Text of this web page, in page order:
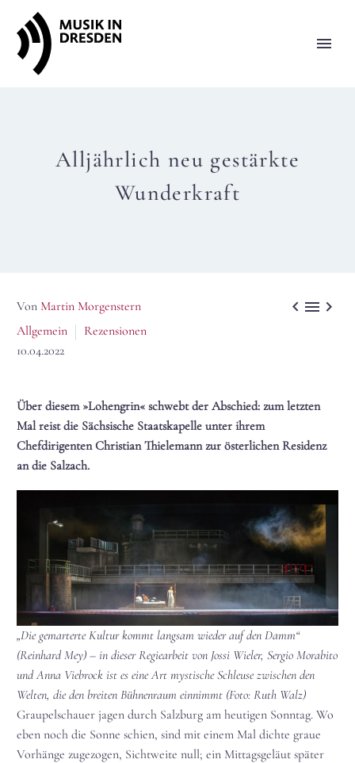
Alljährlich neu gestärkte
Wunderkraft
  
Von Martin Morgenstern
Allgemein
Rezensionen
10.04.2022
Über diesem »Lohengrin« schwebt der Abschied: zum letzten
Mal reist die Sächsische Staatskapelle unter ihrem
Chefdirigenten Christian Thielemann zur österlichen Residenz
an die Salzach.
„Die gemarterte Kultur kommt langsam wieder auf den Damm“
(Reinhard Mey) – in dieser Regiearbeit von Jossi Wieler, Sergio Morabito
und Anna Viebrock ist es eine Art mystische Schleuse zwischen den
Welten, die den breiten Bühnenraum einnimmt (Foto: Ruth Walz)
Graupelschauer jagen durch Salzburg am heutigen Sonntag. Wo
eben noch die Sonne schien, sind mit einem Mal dichte graue
Vorhänge zugezogen, Sichtweite null; ein Mittagsgeläut später